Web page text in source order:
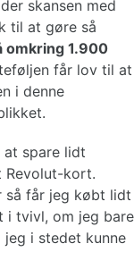
skansen med
til at gøre så
omkring 1.900
får lov til at
i denne
at spare lidt
Revolut-kort.
så får jeg købt lidt
i tvivl, om jeg bare
jeg i stedet kunne